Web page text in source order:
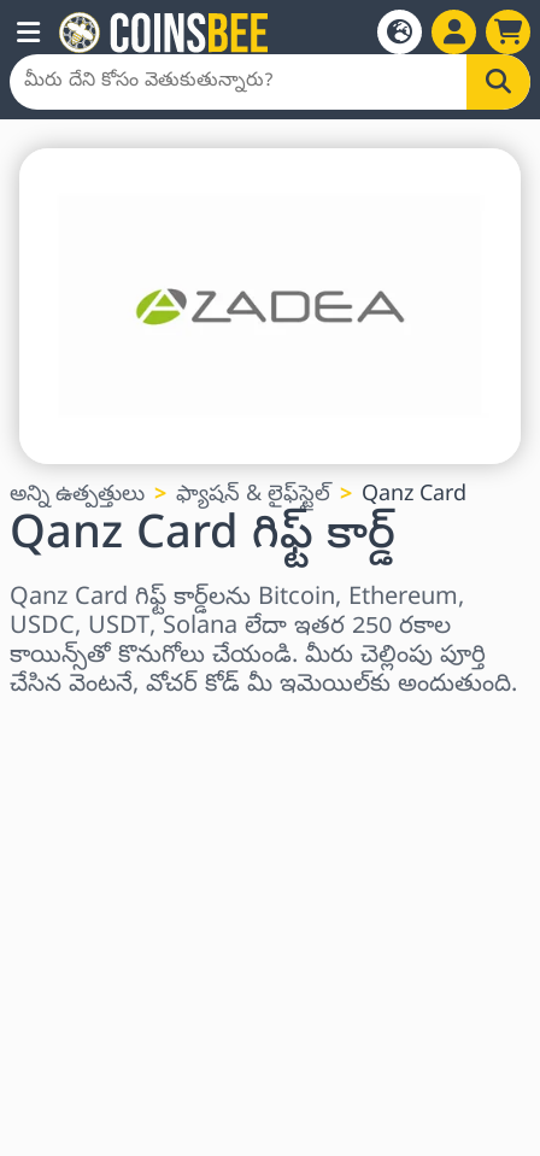
అన్ని ఉత్పత్తులు ఫ్యాషన్ & లైఫ్‌స్టైల్ Qanz Card
Qanz Card గిఫ్ట్ కార్డ్
Qanz Card గిఫ్ట్ కార్డ్‌లను Bitcoin, Ethereum,
USDC, USDT, Solana లేదా ఇతర 250 రకాల
కాయిన్స్‌తో కొనుగోలు చేయండి. మీరు చెల్లింపు పూర్తి
చేసిన వెంటనే, వోచర్ కోడ్ మీ ఇమెయిల్‌కు అందుతుంది.